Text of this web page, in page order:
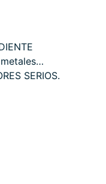
SERIOS.